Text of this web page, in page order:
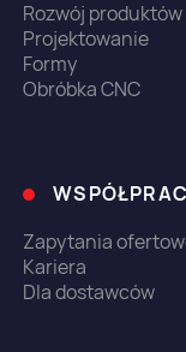
Rozwój
Projektowanie
Formy
Obróbka CNC
Zapytania
Kariera
Dla dostawców